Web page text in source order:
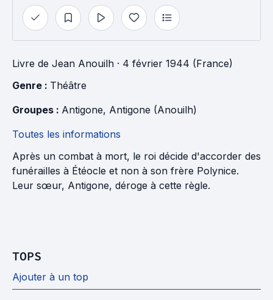
Livre de Jean Anouilh · 4 février 1944 (France)
Genre : Théâtre
Groupes : Antigone, Antigone (Anouilh)
Toutes les informations
Après un combat à mort, le roi décide d'accorder des
funérailles à Étéocle et non à son frère Polynice.
Leur sœur, Antigone, déroge à cette règle.
TOPS
Ajouter à un top